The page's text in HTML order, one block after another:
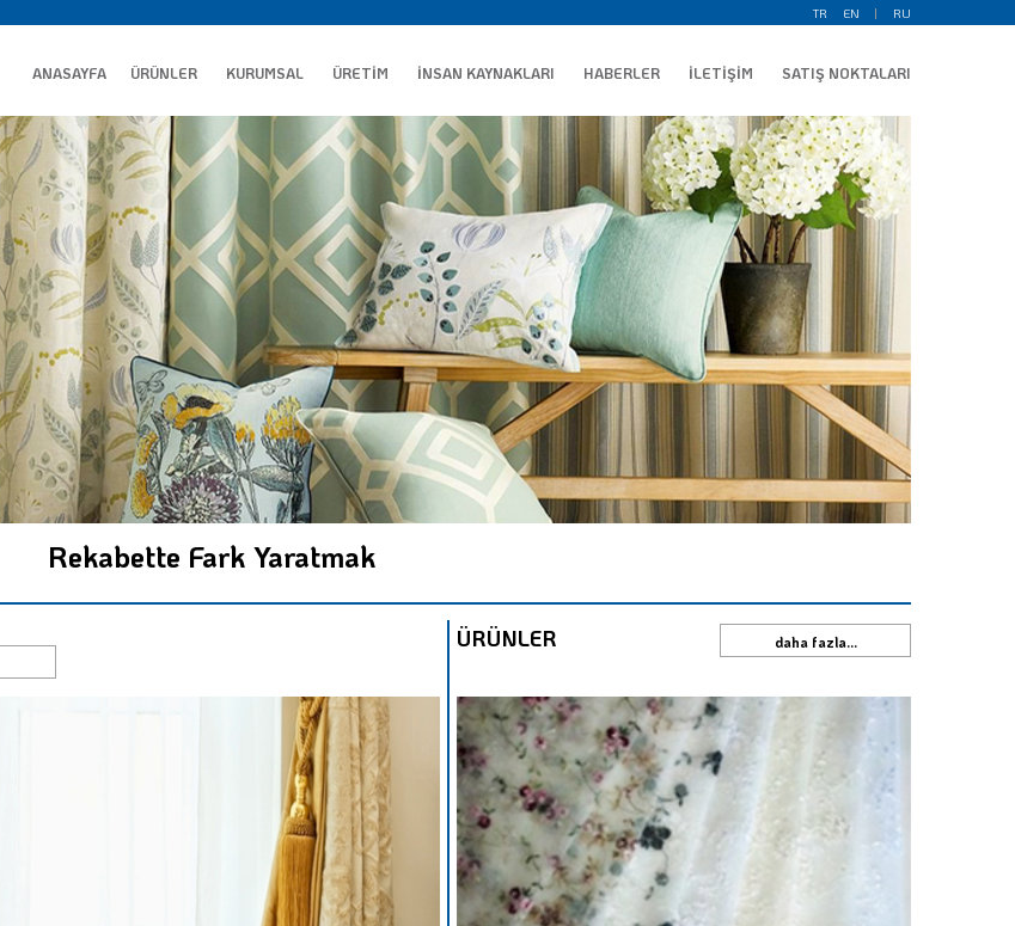
TR EN RU
ANASAYFA ÜRÜNLER KURUMSAL ÜRETİM İNSAN KAYNAKLARI HABERLER İLETİŞİM SATIŞ NOKTALARI
Rekabette Fark Yaratmak
ÜRÜNLER daha fazla...